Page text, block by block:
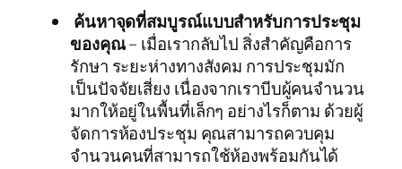
ค้นหาจุดที่สมบูรณ์แบบสำหรับการประชุม
ของคุณ– เมื่อเรากลับไป สิ่งสำคัญคือการ
รักษา ระยะห่างทางสังคม การประชุมมัก
เป็นปัจจัยเสี่ยง เนื่องจากเราบีบผู้คนจำนวน
มากให้อยู่ในพื้นที่เล็กๆ อย่างไรก็ตาม ด้วยผู้
จัดการห้องประชุม คุณสามารถควบคุม
จำนวนคนที่สามารถใช้ห้องพร้อมกันได้